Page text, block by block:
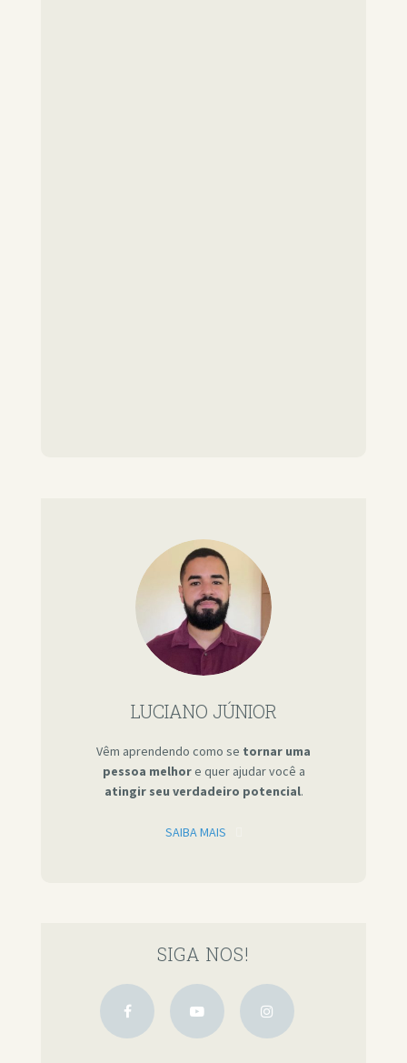
LUCIANO JÚNIOR
Vêm aprendendo como se tornar uma
pessoa melhore quer ajudar você a
atingir seu verdadeiro potencial.
SAIBA MAIS
SIGA NOS!